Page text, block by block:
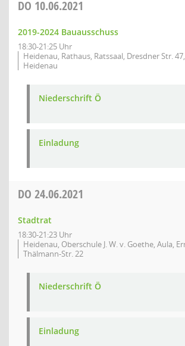
DO 10.06.2021
2019-2024 Bauausschuss
18:30-21:25 Uhr
Heidenau, Rathaus, Ratssaal, Dresdner Str.
Heidenau
Niederschrift Ö
Einladung
DO 24.06.2021
Stadtrat
18:30-21:23 Uhr
Heidenau, Oberschule J. W. v. Goethe, Aula,
Thälmann-Str. 22
Niederschrift Ö
Einladung